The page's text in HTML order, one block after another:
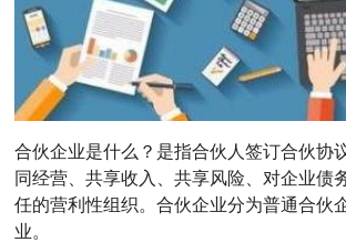
合伙企业是什么？是指合伙人签订合伙协
同经营、共享收入、共享风险、对企业债
任的营利性组织。合伙企业分为普通合伙
业。